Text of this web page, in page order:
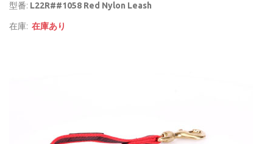
型番: L22R##1058 Red Nylon Leash
在庫: 在庫あり